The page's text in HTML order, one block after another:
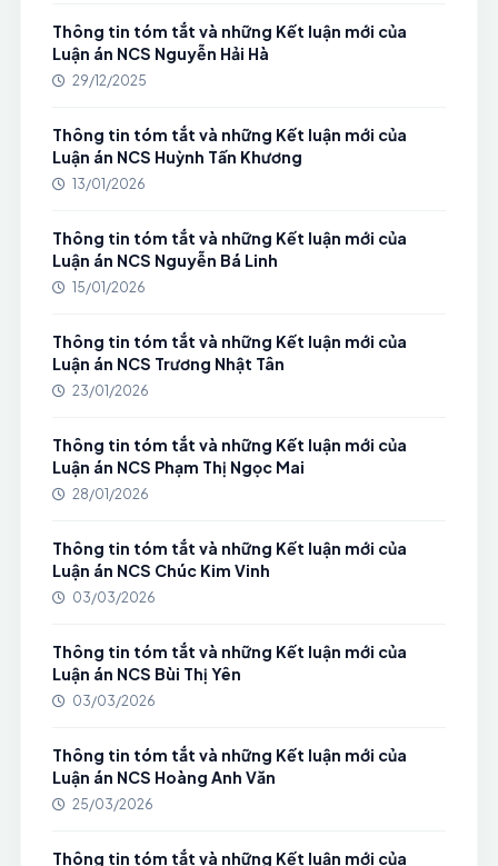
Thông tin tóm tắt và những Kết luận mới của
Luận án NCS Nguyễn Hải Hà
29/12/2025
Thông tin tóm tắt và những Kết luận mới của
Luận án NCS Huỳnh Tấn Khương
13/01/2026
Thông tin tóm tắt và những Kết luận mới của
Luận án NCS Nguyễn Bá Linh
15/01/2026
Thông tin tóm tắt và những Kết luận mới của
Luận án NCS Trương Nhật Tân
23/01/2026
Thông tin tóm tắt và những Kết luận mới của
Luận án NCS Phạm Thị Ngọc Mai
28/01/2026
Thông tin tóm tắt và những Kết luận mới của
Luận án NCS Chúc Kim Vinh
03/03/2026
Thông tin tóm tắt và những Kết luận mới của
Luận án NCS Bùi Thị Yên
03/03/2026
Thông tin tóm tắt và những Kết luận mới của
Luận án NCS Hoàng Anh Văn
25/03/2026
Thông tin tóm tắt và những Kết luận mới của